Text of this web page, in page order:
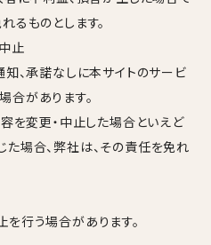
るものとします。
止
、承諾なしに本サイトのサービ
合があります。
を変更・中止した場合といえど
た場合、弊社は、その責任を免れ
を行う場合があります。